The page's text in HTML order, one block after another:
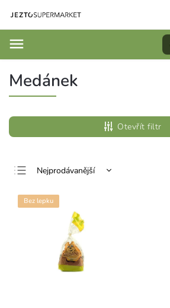
Medánek
Otevřít filtr
Nejprodávanější
Nejdražší
Abecedně
Bez lepku